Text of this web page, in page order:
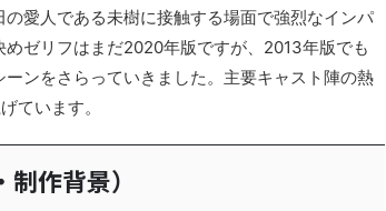
愛人である未樹に接触する場面で強烈なインパ
ゼリフはまだ2020年版ですが、2013年版でも
ンをさらっていきました。主要キャスト陣の熱
ています。
作背景）